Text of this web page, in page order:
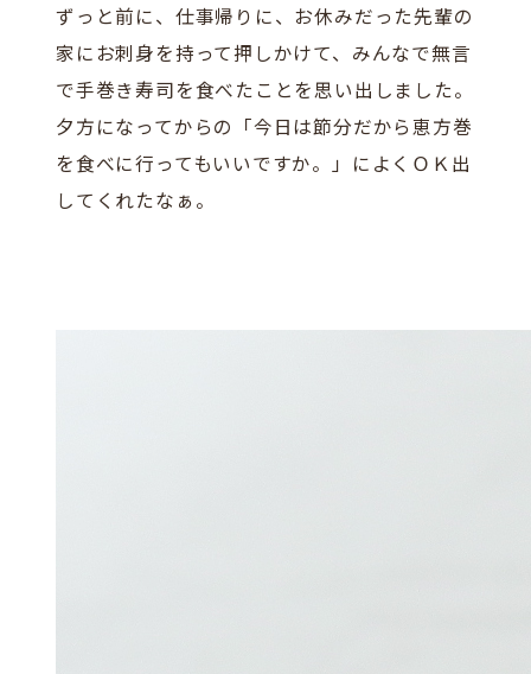
ずっと前に、仕事帰りに、お休みだった先輩の
家にお刺身を持って押しかけて、みんなで無言
で手巻き寿司を食べたことを思い出しました。
夕方になってからの「今日は節分だから恵方巻
を食べに行ってもいいですか。」によくＯＫ出
してくれたなぁ。